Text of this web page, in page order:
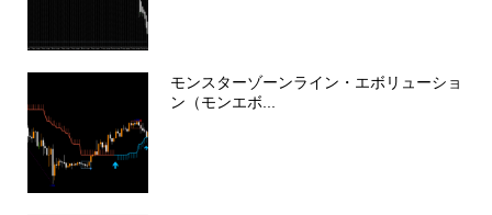
モンスターゾーンライン・エボリューショ
ン（モンエボ...